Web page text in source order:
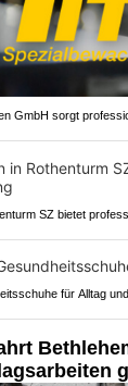
GmbH sorgt
SZ bietet
für Alltag